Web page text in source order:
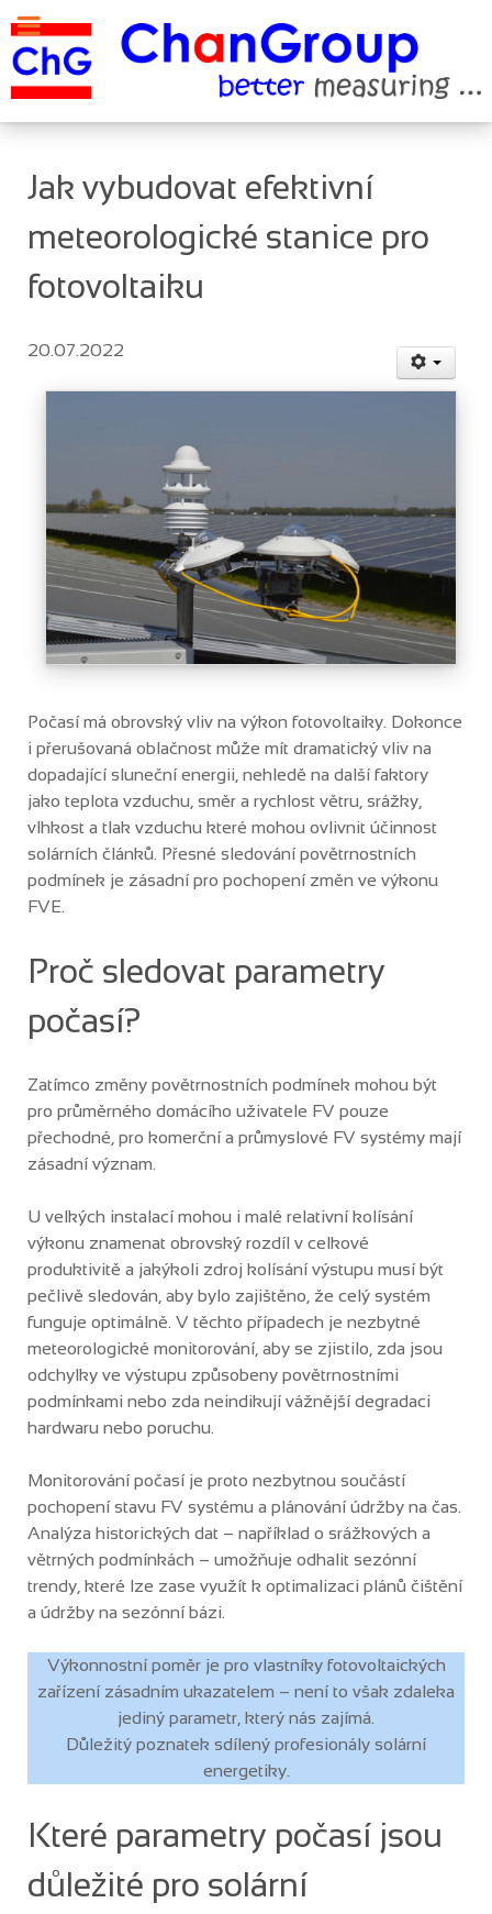
Jak vybudovat efektivní
meteorologické stanice pro
fotovoltaiku
20.07.2022
Počasí má obrovský vliv na výkon fotovoltaiky. Dokonce
i přerušovaná oblačnost může mít dramatický vliv na
dopadající sluneční energii, nehledě na další faktory
jako teplota vzduchu, směr a rychlost větru, srážky,
vlhkost a tlak vzduchu které mohou ovlivnit účinnost
solárních článků. Přesné sledování povětrnostních
podmínek je zásadní pro pochopení změn ve výkonu
FVE.
Proč sledovat parametry
počasí?
Zatímco změny povětrnostních podmínek mohou být
pro průměrného domácího uživatele FV pouze
přechodné, pro komerční a průmyslové FV systémy mají
zásadní význam.
U velkých instalací mohou i malé relativní kolísání
výkonu znamenat obrovský rozdíl v celkové
produktivitě a jakýkoli zdroj kolísání výstupu musí být
pečlivě sledován, aby bylo zajištěno, že celý systém
funguje optimálně. V těchto případech je nezbytné
meteorologické monitorování, aby se zjistilo, zda jsou
odchylky ve výstupu způsobeny povětrnostními
podmínkami nebo zda neindikují vážnější degradaci
hardwaru nebo poruchu.
Monitorování počasí je proto nezbytnou součástí
pochopení stavu FV systému a plánování údržby na čas.
Analýza historických dat – například o srážkových a
větrných podmínkách – umožňuje odhalit sezónní
trendy, které lze zase využít k optimalizaci plánů čištění
a údržby na sezónní bázi.
Výkonnostní poměr je pro vlastníky fotovoltaických
zařízení zásadním ukazatelem – není to však zdaleka
jediný parametr, který nás zajímá.
Důležitý poznatek sdílený profesionály solární
energetiky.
Které parametry počasí jsou
důležité pro solární